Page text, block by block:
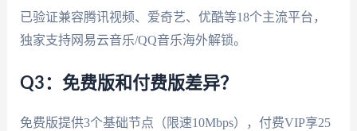
已验证兼容腾讯视频、爱奇艺、优酷等18个主流平台，
独家支持网易云音乐/QQ音乐海外解锁。
Q3：免费版和付费版差异？
免费版提供3个基础节点（限速10Mbps），付费VIP享25